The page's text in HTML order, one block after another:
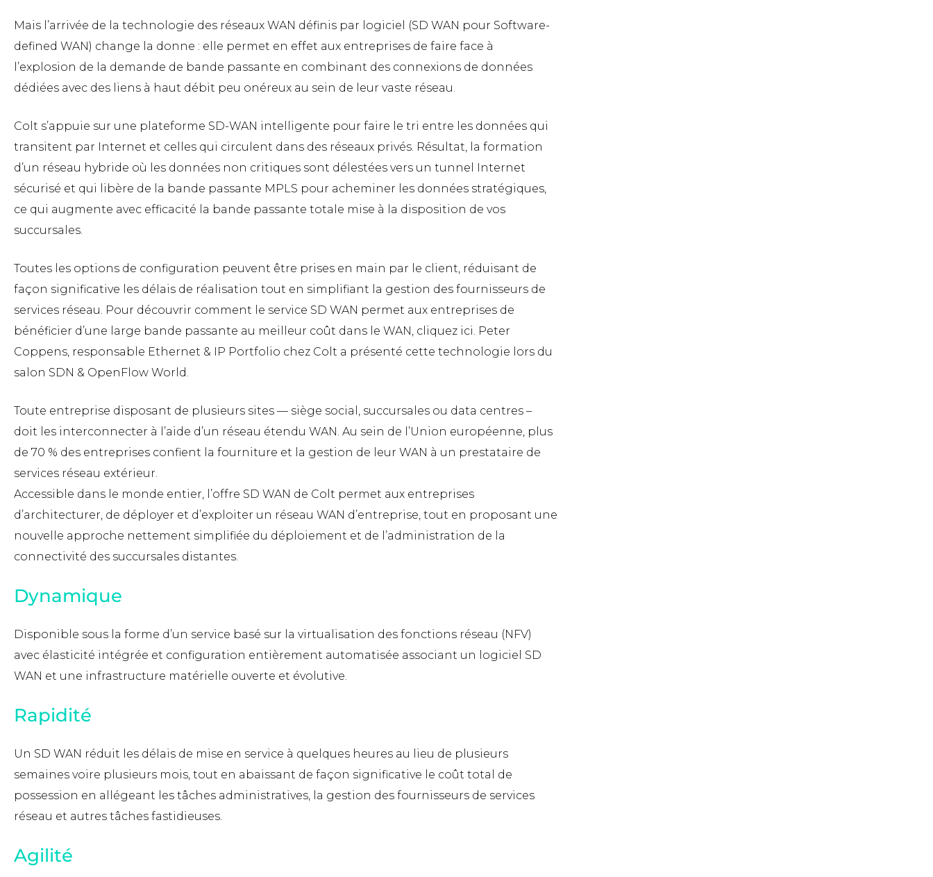
Mais l’arrivée de la technologie des réseaux WAN définis par logiciel (SD WAN pour Software-
defined WAN) change la donne : elle permet en effet aux entreprises de faire face à
l’explosion de la demande de bande passante en combinant des connexions de données
dédiées avec des liens à haut débit peu onéreux au sein de leur vaste réseau.
Colt s’appuie sur une plateforme SD-WAN intelligente pour faire le tri entre les données qui
transitent par Internet et celles qui circulent dans des réseaux privés. Résultat, la formation
d’un réseau hybride où les données non critiques sont délestées vers un tunnel Internet
sécurisé et qui libère de la bande passante MPLS pour acheminer les données stratégiques,
ce qui augmente avec efficacité la bande passante totale mise à la disposition de vos
succursales.
Toutes les options de configuration peuvent être prises en main par le client, réduisant de
façon significative les délais de réalisation tout en simplifiant la gestion des fournisseurs de
services réseau. Pour découvrir comment le service SD WAN permet aux entreprises de
bénéficier d’une large bande passante au meilleur coût dans le WAN, cliquez ici. Peter
Coppens, responsable Ethernet & IP Portfolio chez Colt a présenté cette technologie lors du
salon SDN & OpenFlow World.
Toute entreprise disposant de plusieurs sites — siège social, succursales ou data centres –
doit les interconnecter à l’aide d’un réseau étendu WAN. Au sein de l’Union européenne, plus
de 70 % des entreprises confient la fourniture et la gestion de leur WAN à un prestataire de
services réseau extérieur.
Accessible dans le monde entier, l’offre SD WAN de Colt permet aux entreprises
d’architecturer, de déployer et d’exploiter un réseau WAN d’entreprise, tout en proposant une
nouvelle approche nettement simplifiée du déploiement et de l’administration de la
connectivité des succursales distantes.
Dynamique
Disponible sous la forme d’un service basé sur la virtualisation des fonctions réseau (NFV)
avec élasticité intégrée et configuration entièrement automatisée associant un logiciel SD
WAN et une infrastructure matérielle ouverte et évolutive.
Rapidité
Un SD WAN réduit les délais de mise en service à quelques heures au lieu de plusieurs
semaines voire plusieurs mois, tout en abaissant de façon significative le coût total de
possession en allégeant les tâches administratives, la gestion des fournisseurs de services
réseau et autres tâches fastidieuses.
Agilité